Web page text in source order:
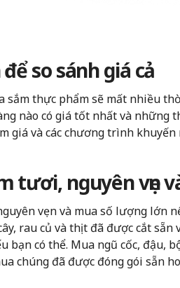
so sánh giá cả
sắm thực phẩm sẽ mất nhiều
nào có giá tốt nhất và những
giá và các chương trình khuyến
tươi, nguyên vẹn
vẹn và mua số lượng lớn
rau củ và thịt đã được cắt
bạn có thể. Mua ngũ cốc, đậu,
chúng đã được đóng gói sẵn